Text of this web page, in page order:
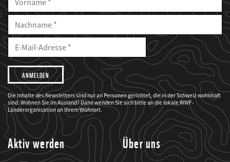
Vorname
Nachname
E-
Mailadresse
E-
Adresse
Ich
möchte,
dass
der
WWF
mich
über
seine
Projekte
informiert.
Die Inhalte des Newsletters sind nur an Personen gerichtet, die in der Schweiz wohnhaft
sind. Wohnen Sie im Ausland? Dann wenden Sie sich bitte an die lokale WWF-
Länderorganisation an Ihrem Wohnort.
Aktiv werden Über uns